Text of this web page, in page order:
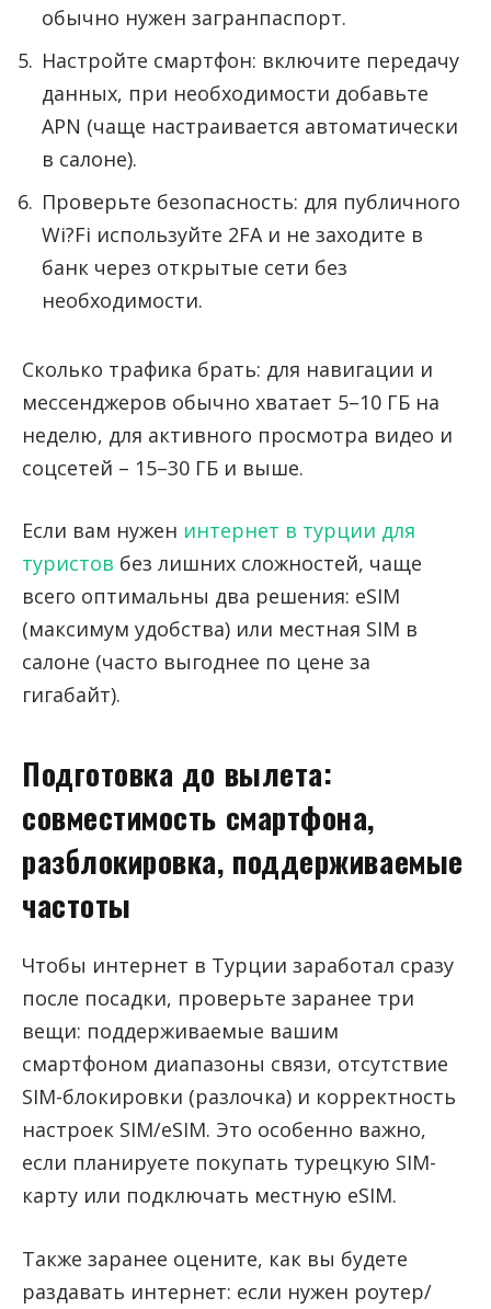
обычно нужен загранпаспорт.
Настройте смартфон: включите передачу
данных, при необходимости добавьте
APN (чаще настраивается автоматически
в салоне).
Проверьте безопасность: для публичного
Wi?Fi используйте 2FA и не заходите в
банк через открытые сети без
необходимости.
Сколько трафика брать: для навигации и
мессенджеров обычно хватает 5–10 ГБ на
неделю, для активного просмотра видео и
соцсетей – 15–30 ГБ и выше.
Если вам нужен интернет в турции для
туристов без лишних сложностей, чаще
всего оптимальны два решения: eSIM
(максимум удобства) или местная SIM в
салоне (часто выгоднее по цене за
гигабайт).
Подготовка до вылета:
совместимость смартфона,
разблокировка, поддерживаемые
частоты
Чтобы интернет в Турции заработал сразу
после посадки, проверьте заранее три
вещи: поддерживаемые вашим
смартфоном диапазоны связи, отсутствие
SIM-блокировки (разлочка) и корректность
настроек SIM/eSIM. Это особенно важно,
если планируете покупать турецкую SIM-
карту или подключать местную eSIM.
Также заранее оцените, как вы будете
раздавать интернет: если нужен роутер/